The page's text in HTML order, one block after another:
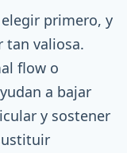
primero, y
tan valiosa.
flow o
a bajar
y sostener